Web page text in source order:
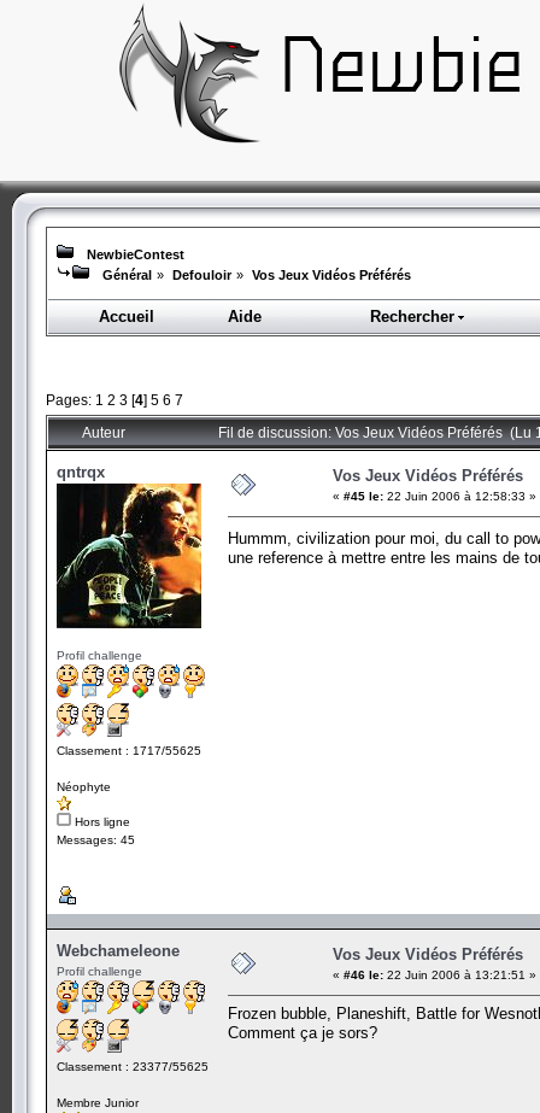
NewbieContest
Général » Defouloir » Vos Jeux Vidéos Préférés
Accueil Aide Rechercher
Pages: 1 2 3 [4] 5 6 7
Auteur Fil de discussion: Vos Jeux Vidéos Préférés (Lu
qntrqx
Profil challenge
Classement : 1717/55625
Néophyte
Hors ligne
Messages: 45
Vos Jeux Vidéos Préférés
« #45 le: 22 Juin 2006 à 12:58:33 »
Hummm, civilization pour moi, du call to
une reference à mettre entre les mains de
Webchameleone
Profil challenge
Classement : 23377/55625
Membre Junior
Vos Jeux Vidéos Préférés
« #46 le: 22 Juin 2006 à 13:21:51 »
Frozen bubble, Planeshift, Battle for
Comment ça je sors?